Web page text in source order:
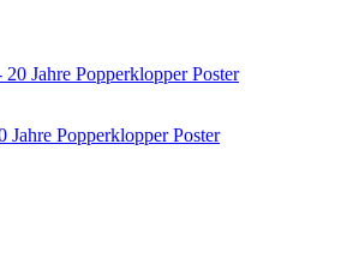
Popperklopper Poster